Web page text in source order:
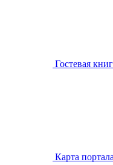
Гостевая
Карта